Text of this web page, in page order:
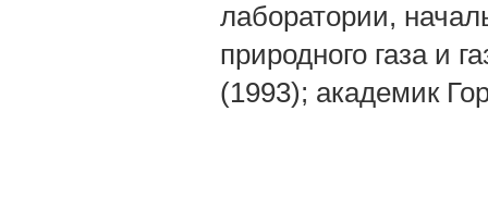
лаборатории,
природного газа и
(1993); академик